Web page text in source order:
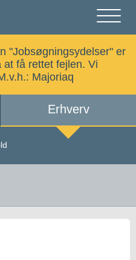
luk
Selvbetjening
"Jobsøgningsydelser" er
at få rettet fejlen. Vi
Majoriaq
Erhverv